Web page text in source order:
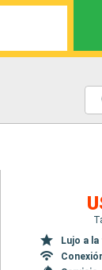
Lujo a